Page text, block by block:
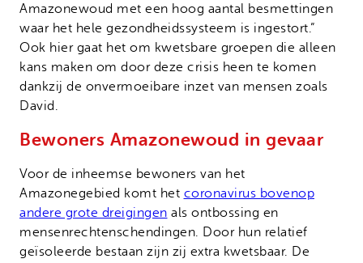
Amazonewoud met een hoog aantal besmettingen
waar het hele gezondheidssysteem is ingestort.”
Ook hier gaat het om kwetsbare groepen die alleen
kans maken om door deze crisis heen te komen
dankzij de onvermoeibare inzet van mensen zoals
David.
Bewoners Amazonewoud in gevaar
Voor de inheemse bewoners van het
Amazonegebied komt het coronavirus bovenop
andere grote dreigingen als ontbossing en
mensenrechtenschendingen. Door hun relatief
geïsoleerde bestaan zijn zij extra kwetsbaar. De